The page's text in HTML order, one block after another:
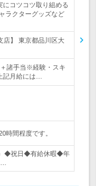
にコツコツ取り組める
ラクターグッズなど
】 東京都品川区大
諸手当※経験・スキ
記月給には…
時間程度です。
◆祝日◆有給休暇◆年